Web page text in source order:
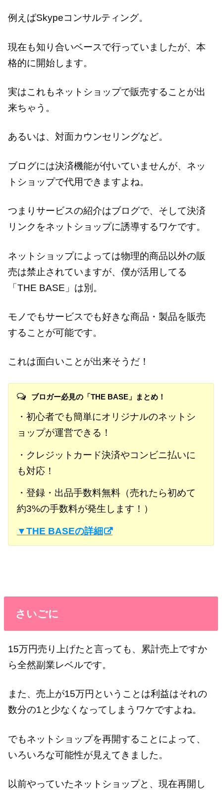
例えばSkypeコンサルティング。
現在も知り合いベースで行っていましたが、本
格的に開始します。
実はこれもネットショップで販売することが出
来ちゃう。
あるいは、対面カウンセリングなど。
ブログには決済機能が付いていませんが、ネッ
トショップで代用できますよね。
つまりサービスの紹介はブログで、そして決済
リンクをネットショップに誘導するワケです。
ネットショップによっては物理的商品以外の販
売は禁止されていますが、僕が活用してる
「THE BASE」は別。
モノでもサービスでも好きな商品・製品を販売
することが可能です。
これは面白いことが出来そうだ！
ブロガー必見の「THE BASE」まとめ！
・初心者でも簡単にオリジナルのネットシ
ョップが運営できる！
・クレジットカード決済やコンビニ払いに
も対応！
・登録・出品手数料無料（売れたら初めて
約3%の手数料が発生します！）
▼THE BASEの詳細
さいごに
15万円売り上げたと言っても、累計売上ですか
ら全然副業レベルです。
また、売上が15万円ということは利益はそれの
数分の1と少なくなってしまうワケですよね。
でもネットショップを再開することによって、
いろいろな可能性が見えてきました。
以前やっていたネットショップと、現在再開し